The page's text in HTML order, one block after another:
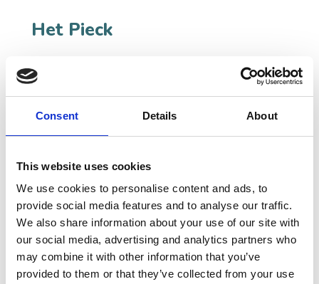
Consent Details About
This website uses cookies
We use cookies to personalise content and ads, to
provide social media features and to analyse our traffic.
We also share information about your use of our site with
our social media, advertising and analytics partners who
may combine it with other information that you’ve
provided to them or that they’ve collected from your use
Het Pieck
Bij het Pieck, hét centrum voor de kunsten in de
gemeente Heusden, draait het om plezier en het
ontwikkelen van creatief talent.
CONTACT
Anton Pieckplein 71, 5152 LZ Drunen
Plan je route